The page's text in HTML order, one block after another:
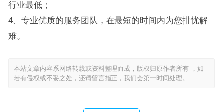
行业最低；
4、专业优质的服务团队，在最短的时间内为您排忧解
难。
本站文章内容系网络转载或资料整理而成，版权归原作者所有 ，如
若有侵权或不妥之处，还请留言指正，我们会第一时间处理。